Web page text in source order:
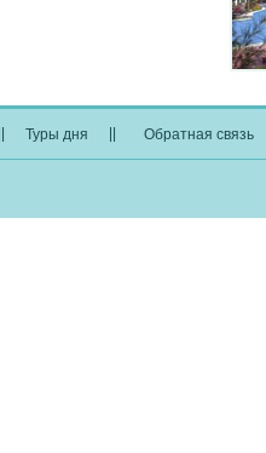
Туры дня Обратная связь